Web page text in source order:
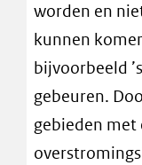
worden en
kunnen
bijvoorbeeld
gebeuren.
gebieden met